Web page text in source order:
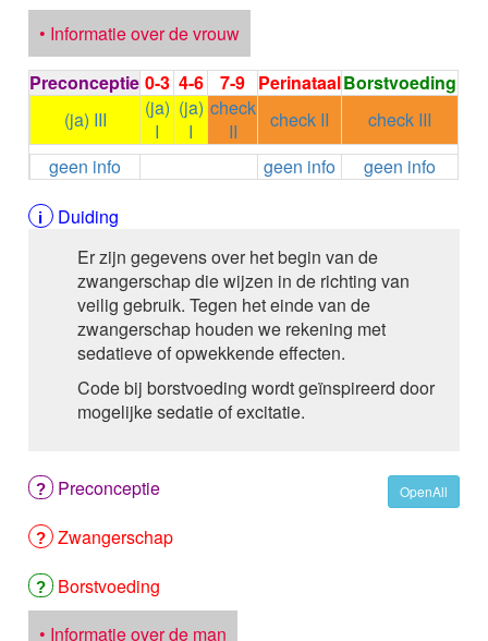
ALBIGLUTIDE
ALBUTREPENONACOG ALFA
Stollingsfactor IX; Factor IX
ALCOHOL
ETHANOL
ALECTINIB
ALEMTUZUMAB
ALENDRONAAT/VIT D3
ALFA-1-PROTEINASEREMMER humaan
ALFENTANYL HCl
ALFUZOSINE
ALGELDRAAT
ALGELDRAAT / MAGNESIUM HYDROXYDE
ALGINAAT Na / BICARBONAAT Na
ALGINAAT Na / Na BICARBONAAT / CALCIUM
CARBONAAT
ALGLUCOSIDASE alfa
ALIROCUMAB
ALITRETINOINE
ALIZAPRIDE
ALLOPURINOL
ALMOTRIPTAN
ALOGLIPTINE benzoaat
• Informatie over de vrouw
Preconceptie 0-3 4-6 7-9 PerinataalBorstvoeding
(ja) III
(ja)
I
(ja)
I
check
II
check II
check III
geen info
geen info
geen info
Duiding
Er zijn gegevens over het begin van de
zwangerschap die wijzen in de richting van
veilig gebruik. Tegen het einde van de
zwangerschap houden we rekening met
sedatieve of opwekkende effecten.
Code bij borstvoeding wordt geïnspireerd door
mogelijke sedatie of excitatie.
OpenAll
Preconceptie
Zwangerschap
Borstvoeding
• Informatie over de man